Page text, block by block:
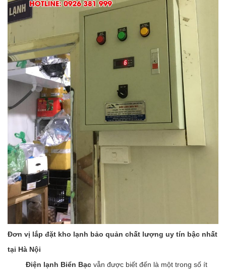
Đơn vị lắp đặt kho lạnh bảo quản chất lượng uy tín bậc nhất
tại Hà Nội
Điện lạnh Biển Bạc vẫn được biết đến là một trong số ít